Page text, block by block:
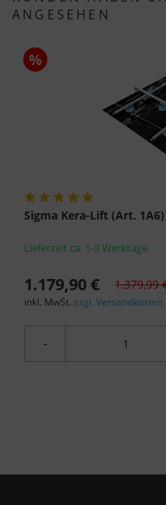
ANGESEHEN
%
Sigma Kera-Lift (Art.
Lieferzeit ca. 1-3 Werktage
1.179,90 € 1.379,99
inkl. MwSt. zzgl. Versandkosten
-